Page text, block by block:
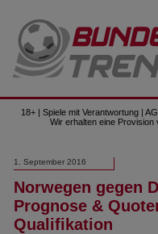
18+ | Spiele mit Verantwortung |
Wir erhalten eine
1. September 2016
Norwegen gegen
Prognose &
Qualifikation